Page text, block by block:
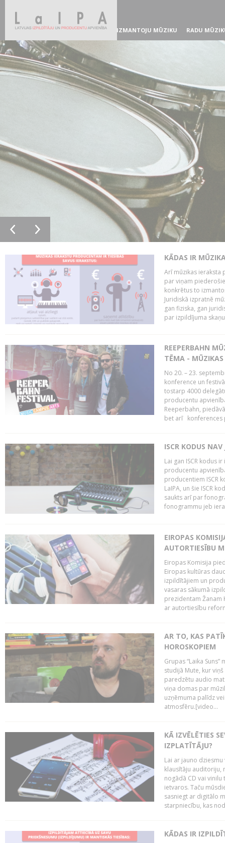
IZMANTOJU MŪZIKU RADU
KĀDAS IR
Arī mūzikas ieraksta
par viņam
konkrētus to
Juridiskā izpratnē
gan fiziska, gan
par izpildījuma
REEPERBAHN
TĒMA -
No 20. – 23.
konference un
tostarp 4000
producentu
Reeperbahn,
bet arī konferences
ISCR KODUS
Lai gan ISCR kodus
producentu
producentiem ISCR
LaIPA, un šie ISCR
saukts arī par
fonogrammu jeb
EIROPAS
AUTORTIESĪBU
Eiropas Komisija
Eiropas kultūras
izpildītājiem un
vasaras sākumā
prezidentam Žanam
ar autortiesību
AR TO, KAS
HOROSKOPIEM
Grupas “Laika
studijā Mute, kur
paredzētu audio
viņa domas par
uzņēmuma palīdz
atmosfēru.[video...
KĀ IZVĒLĒTIES
IZPLATĪTĀJU?
Lai ar jauno
klausītāju auditoriju,
nogādā CD vai
ietvaros. Taču
sasniegt ar digitālo
starpniecību, kas
KĀDAS IR